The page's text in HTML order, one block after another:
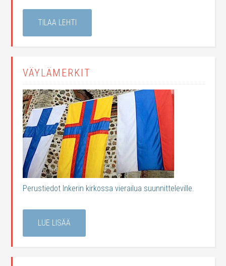
TILAA LEHTI
VÄYLÄMERKIT
Perustiedot Inkerin kirkossa vierailua suunnitteleville.
LUE LISÄÄ